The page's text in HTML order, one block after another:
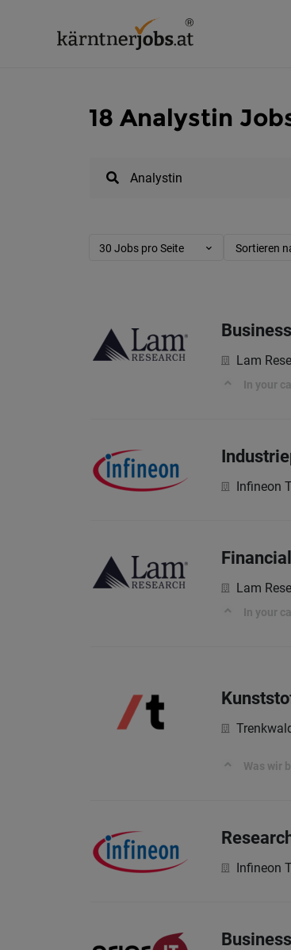
18 Analystin
30 Jobs pro Seite Sortieren
Lam
In your
Infineon
Lam
In your
Was wir
Infineon